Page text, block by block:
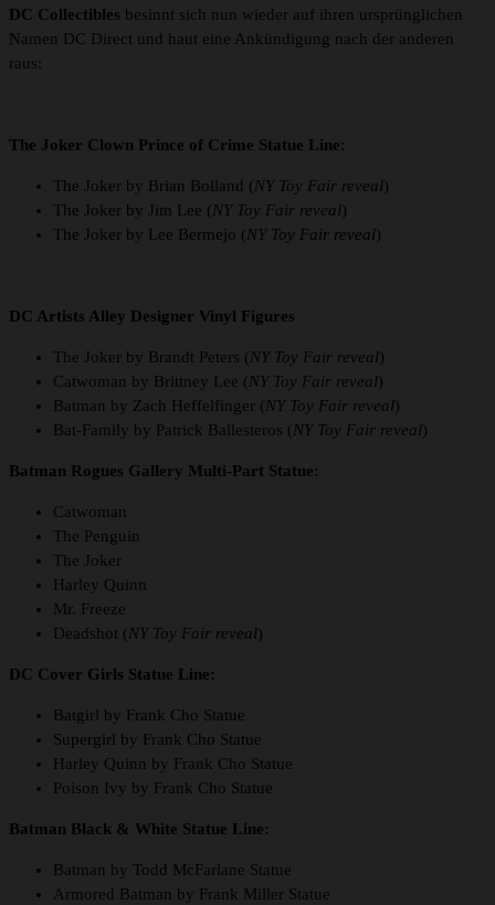
DC Collectibles besinnt sich nun wieder auf ihren ursprünglichen
Namen DC Direct und haut eine Ankündigung nach der anderen
raus:
The Joker Clown Prince of Crime Statue Line:
The Joker by Brian Bolland (NY Toy Fair reveal)
The Joker by Jim Lee (NY Toy Fair reveal)
The Joker by Lee Bermejo (NY Toy Fair reveal)
DC Artists Alley Designer Vinyl Figures
The Joker by Brandt Peters (NY Toy Fair reveal)
Catwoman by Brittney Lee (NY Toy Fair reveal)
Batman by Zach Heffelfinger (NY Toy Fair reveal)
Bat-Family by Patrick Ballesteros (NY Toy Fair reveal)
Batman Rogues Gallery Multi-Part Statue:
Catwoman
The Penguin
The Joker
Harley Quinn
Mr. Freeze
Deadshot (NY Toy Fair reveal)
DC Cover Girls Statue Line:
Batgirl by Frank Cho Statue
Supergirl by Frank Cho Statue
Harley Quinn by Frank Cho Statue
Poison Ivy by Frank Cho Statue
Batman Black & White Statue Line:
Batman by Todd McFarlane Statue
Armored Batman by Frank Miller Statue